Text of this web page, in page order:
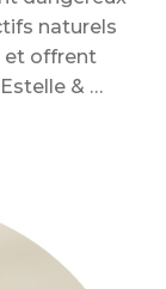
naturels
et offrent
&